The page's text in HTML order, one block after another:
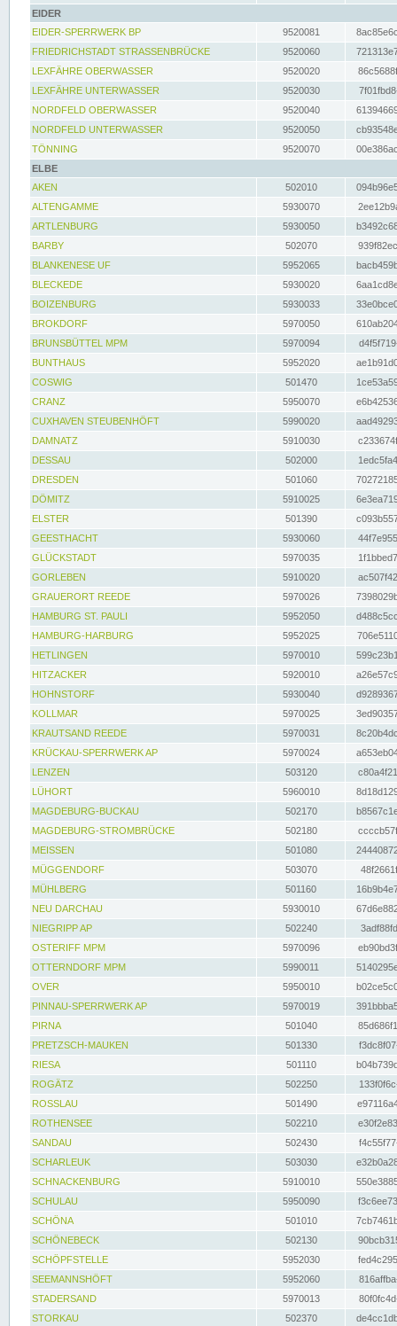
EIDER
EIDER-SPERRWERK BP
9520081
FRIEDRICHSTADT STRASSENBRÜCKE
9520060
LEXFÄHRE OBERWASSER
9520020
LEXFÄHRE UNTERWASSER
9520030
NORDFELD OBERWASSER
9520040
NORDFELD UNTERWASSER
9520050
TÖNNING
9520070
ELBE
AKEN
502010
ALTENGAMME
5930070
ARTLENBURG
5930050
BARBY
502070
BLANKENESE UF
5952065
BLECKEDE
5930020
BOIZENBURG
5930033
BROKDORF
5970050
BRUNSBÜTTEL MPM
5970094
BUNTHAUS
5952020
COSWIG
501470
CRANZ
5950070
CUXHAVEN STEUBENHÖFT
5990020
DAMNATZ
5910030
DESSAU
502000
DRESDEN
501060
DÖMITZ
5910025
ELSTER
501390
GEESTHACHT
5930060
GLÜCKSTADT
5970035
GORLEBEN
5910020
GRAUERORT REEDE
5970026
HAMBURG ST. PAULI
5952050
HAMBURG-HARBURG
5952025
HETLINGEN
5970010
HITZACKER
5920010
HOHNSTORF
5930040
KOLLMAR
5970025
KRAUTSAND REEDE
5970031
KRÜCKAU-SPERRWERK AP
5970024
LENZEN
503120
LÜHORT
5960010
MAGDEBURG-BUCKAU
502170
MAGDEBURG-STROMBRÜCKE
502180
MEISSEN
501080
MÜGGENDORF
503070
MÜHLBERG
501160
NEU DARCHAU
5930010
NIEGRIPP AP
502240
OSTERIFF MPM
5970096
OTTERNDORF MPM
5990011
OVER
5950010
PINNAU-SPERRWERK AP
5970019
PIRNA
501040
PRETZSCH-MAUKEN
501330
RIESA
501110
ROGÄTZ
502250
ROSSLAU
501490
ROTHENSEE
502210
SANDAU
502430
SCHARLEUK
503030
SCHNACKENBURG
5910010
SCHULAU
5950090
SCHÖNA
501010
SCHÖNEBECK
502130
SCHÖPFSTELLE
5952030
SEEMANNSHÖFT
5952060
STADERSAND
5970013
STORKAU
502370